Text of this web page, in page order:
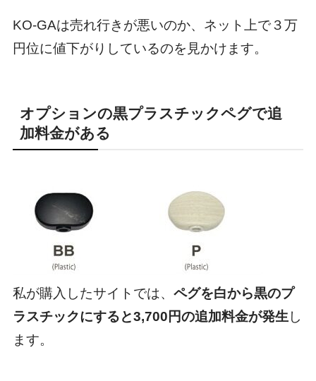
KO-GAは売れ行きが悪いのか、ネット上で３万
円位に値下がりしているのを見かけます。
オプションの黒プラスチックペグで追
加料金がある
私が購入したサイトでは、 ペグを白から黒のプ
ラスチックにすると3,700円の追加料金が発生 し
ます。